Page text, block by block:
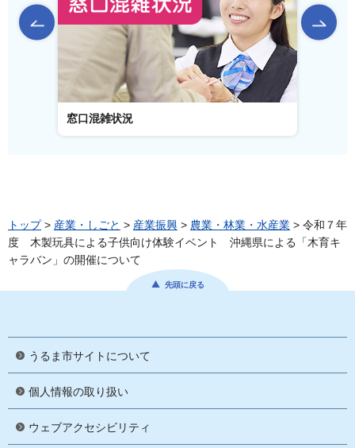
前のスライドを表示
窓口混雑状況
トップ> 産業・しごと > 産業振興 > 農業・林業・水産業 > 令和７年
度 木製玩具による子供向け体験イベント 沖縄県による「木育キ
ャラバン」の開催について
先頭に戻る
うるま市サイトについて
個人情報の取り扱い
ウェブアクセシビリティ